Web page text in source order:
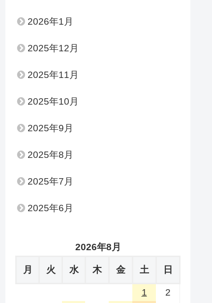
2026年1月
2025年12月
2025年11月
2025年10月
2025年9月
2025年8月
2025年7月
2025年6月
2026年8月
月 火 水 木 金 土 日
1
2